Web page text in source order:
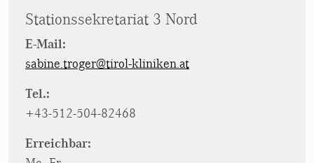
Stationssekretariat 3 Nord
E-Mail:
sabine.troger@tirol-kliniken.at
Tel.:
+43-512-504-82468
Erreichbar: